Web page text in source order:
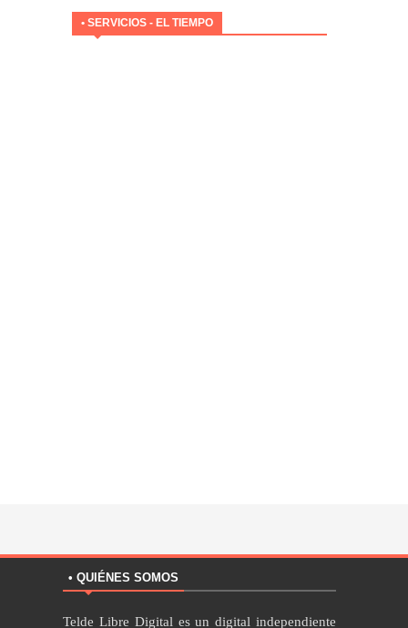
• SERVICIOS - EL TIEMPO
• QUIÉNES SOMOS
Telde Libre Digital es un digital independiente